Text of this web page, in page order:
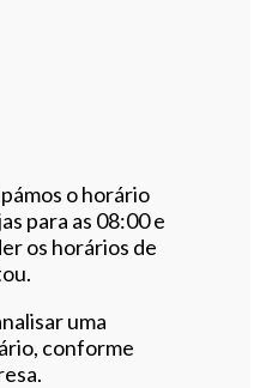
o horário
para as 08:00 e
os horários de
uma
conforme